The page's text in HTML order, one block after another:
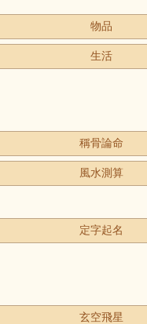
物品
生活
稱骨論命
風水測算
定字起名
玄空飛星